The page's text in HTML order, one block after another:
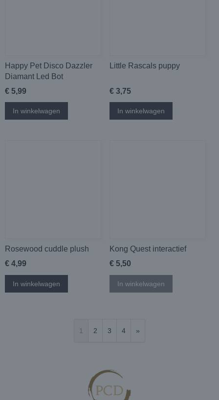
Happy Pet Disco Dazzler
Diamant Led Bot
€ 5,99
In winkelwagen
Little Rascals puppy
€ 3,75
In winkelwagen
Rosewood cuddle plush
€ 4,99
In winkelwagen
Kong Quest interactief
€ 5,50
In winkelwagen
1 2 3 4 »